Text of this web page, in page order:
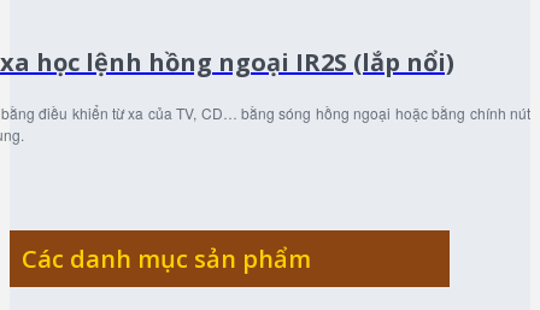
học lệnh hồng ngoại IR2S (lắp nổi)
điều khiển từ xa của TV, CD… bằng sóng hồng ngoại hoặc bằng chính nút
Các danh mục sản phẩm